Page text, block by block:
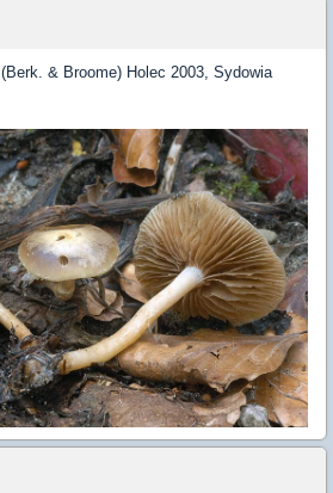
(Berk. & Broome) Holec 2003, Sydowia